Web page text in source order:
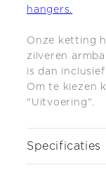
hangers.
Onze ketting
zilveren
is dan
Om te kiezen
"Uitvoering".
Specificaties